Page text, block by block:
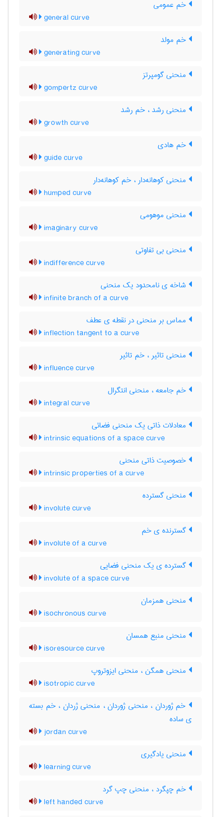
خم عمومی
general curve
خم مولد
generating curve
منحنی گومپرتز
gompertz curve
منحنی رشد ، خم رشد
growth curve
خم هادی
guide curve
منحنی کوهانه‌دار ، خم کوهانه‌دار
humped curve
منحنی موهومی
imaginary curve
منحنی بی تفاوتی
indifference curve
شاخه ی نامحدود یک منحنی
infinite branch of a curve
مماس بر منحنی در نقطه ی عطف
inflection tangent to a curve
منحنی تاثیر ، خم تاثیر
influence curve
خم جامعه ، منحنی انتگرال
integral curve
معادلات ذاتی یک منحنی فضائی
intrinsic equations of a space curve
خصوصیت ذاتی منحنی
intrinsic properties of a curve
منحنی گسترده
involute curve
گسترنده ی خم
involute of a curve
گسترده ی یک منحنی فضایی
involute of a space curve
منحنی همزمان
isochronous curve
منحنی منبع همسان
isoresource curve
منحنی همگن ، منحنی ایزوتروپ
isotropic curve
خم ژوردان ، منحنی ژوردان ، منحنی ژردان ، خم بسته
ی ساده
jordan curve
منحنی یادگیری
learning curve
خم چپگرد ، منحنی چپ گرد
left handed curve